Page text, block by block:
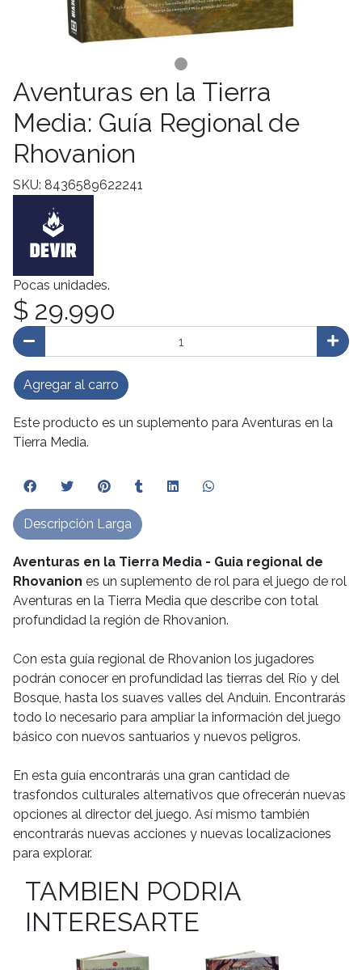
Aventuras en la Tierra
Media: Guía Regional de
Rhovanion
SKU: 8436589622241
Pocas unidades.
$ 29.990
Agregar al carro
Este producto es un suplemento para Aventuras en la
Tierra Media.
Aventuras en la Tierra Media - Guia regional de
Rhovanion es un suplemento de rol para el juego de rol
Aventuras en la Tierra Media que describe con total
profundidad la región de Rhovanion.
Con esta guía regional de Rhovanion los jugadores
podrán conocer en profundidad las tierras del Río y del
Bosque, hasta los suaves valles del Anduin. Encontrarás
todo lo necesario para ampliar la información del juego
básico con nuevos santuarios y nuevos peligros.
En esta guía encontrarás una gran cantidad de
trasfondos culturales alternativos que ofrecerán nuevas
opciones al director del juego. Así mismo también
encontrarás nuevas acciones y nuevas localizaciones
para explorar.
Descripción Larga
TAMBIEN PODRIA
INTERESARTE